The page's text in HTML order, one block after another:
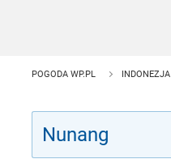
POGODA WP.PL INDONEZJA